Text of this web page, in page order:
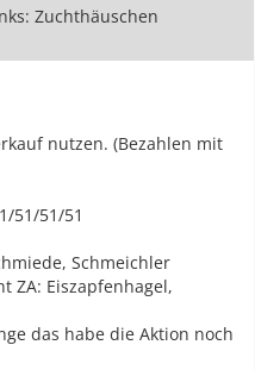
Zuchthäuschen
nutzen. (Bezahlen mit
51/51/51
Schmeichler
ZA: Eiszapfenhagel,
das habe die Aktion noch